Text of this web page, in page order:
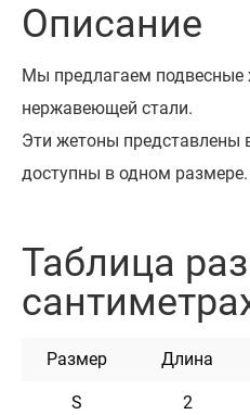
Описание
Мы предлагаем подвесные
нержавеющей стали.
Эти жетоны представлены
доступны в одном размере.
идет в комплекте.
Все наши адресники
образом, чтобы
Вашего питомца.
Таблица
Размер Длина
S 2